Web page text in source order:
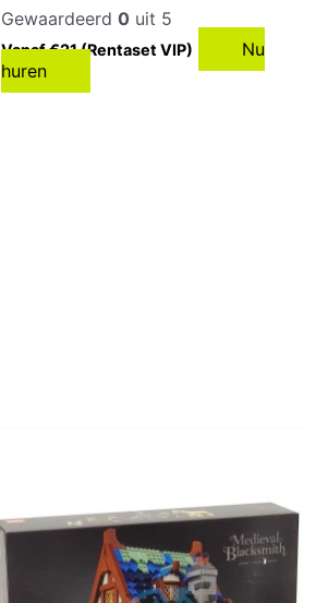
Gewaardeerd0 uit 5
Vanaf €21 (Rentaset VIP)
Nu
huren